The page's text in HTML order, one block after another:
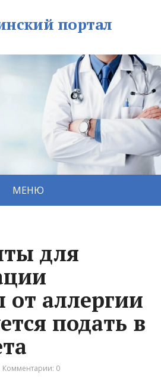
портал
МЕНЮ
для
аллергии
подать в
Комментарии: 0